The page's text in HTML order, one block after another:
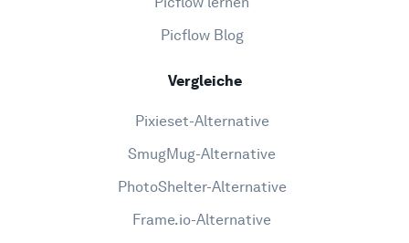
Picflow Blog
Vergleiche
Pixieset-Alternative
SmugMug-Alternative
PhotoShelter-Alternative
Frame.io-Alternative